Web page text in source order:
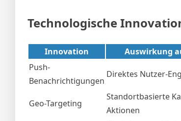
Technologische
Innovation Auswirkung
Push-
Benachrichtigungen
Direktes Nutzer-
Geo-Targeting
Standortbasierte
Aktionen